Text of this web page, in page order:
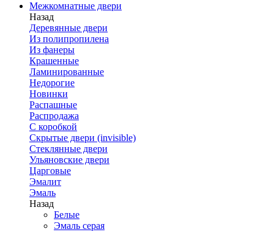
Межкомнатные двери
Назад
Деревянные двери
Из полипропилена
Из фанеры
Крашенные
Ламинированные
Недорогие
Новинки
Распашные
Распродажа
С коробкой
Скрытые двери (invisible)
Стеклянные двери
Ульяновские двери
Царговые
Эмалит
Эмаль
Назад
Белые
Эмаль серая